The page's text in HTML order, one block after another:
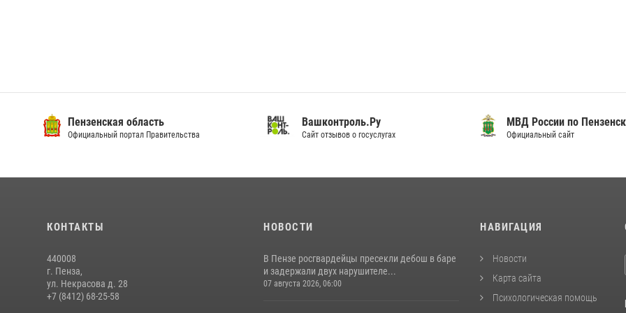
Пензенская область
Официальный портал Правительства
Вашконтроль.Ру
Сайт отзывов о госуслугах
МВД России по
Официальный сайт
КОНТАКТЫ
440008
г. Пенза,
ул. Некрасова д. 28
+7 (8412) 68-25-58
НОВОСТИ
В Пензе росгвардейцы пресекли дебош в баре
и задержали двух нарушителе...
07 августа 2026, 06:00
НАВИГАЦИЯ
Новости
Карта сайта
Психологическая помощь